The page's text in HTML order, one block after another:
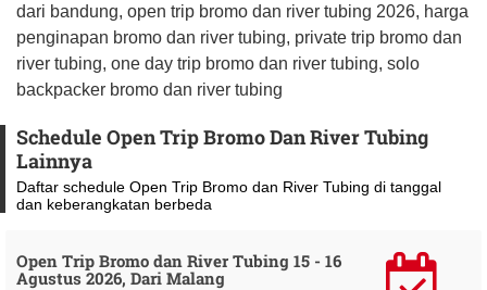
dari bandung, open trip bromo dan river tubing 2026, harga
penginapan bromo dan river tubing, private trip bromo dan
river tubing, one day trip bromo dan river tubing, solo
backpacker bromo dan river tubing
Schedule Open Trip Bromo Dan River Tubing
Lainnya
Daftar schedule Open Trip Bromo dan River Tubing di tanggal
dan keberangkatan berbeda
Open Trip Bromo dan River Tubing 15 - 16
Agustus 2026, Dari Malang